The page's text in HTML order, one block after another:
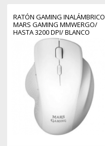
RATÓN GAMING INALÁMBRICO
MARS GAMING MMWERGO/
HASTA 3200 DPI/ BLANCO